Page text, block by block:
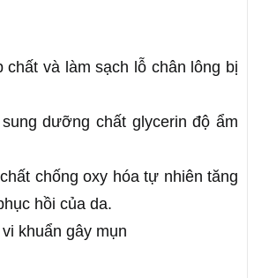
chất và làm sạch lỗ chân lông bị
dưỡng chất glycerin độ ẩm
chống oxy hóa tự nhiên tăng
hồi của da.
khuẩn gây mụn